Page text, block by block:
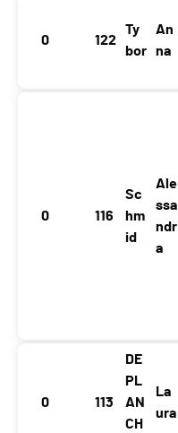
0 122
Ty
bor
An
na
0 116
Sc
hm
id
Ale
ssa
ndr
a
0 113
DE
PL
AN
CH
La
ura